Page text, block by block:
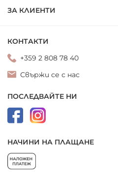
ЗА КЛИЕНТИ
КОНТАКТИ
+359 2 808 78 40
Свържи се с нас
ПОСЛЕДВАЙТЕ НИ
НАЧИНИ НА ПЛАЩАНЕ